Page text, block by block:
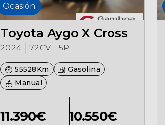
Ocasión
Toyota Aygo X Cross
2024 72CV 5P
55528Km
Gasolina
Manual
11.390€ 10.550€